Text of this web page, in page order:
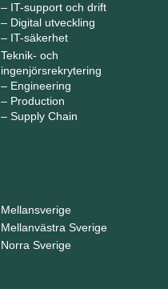
– IT-support och drift
– Digital utveckling
– IT-säkerhet
Teknik- och
ingenjörsrekrytering
– Engineering
– Production
– Supply Chain
Mellansverige
Mellanvästra Sverige
Norra Sverige